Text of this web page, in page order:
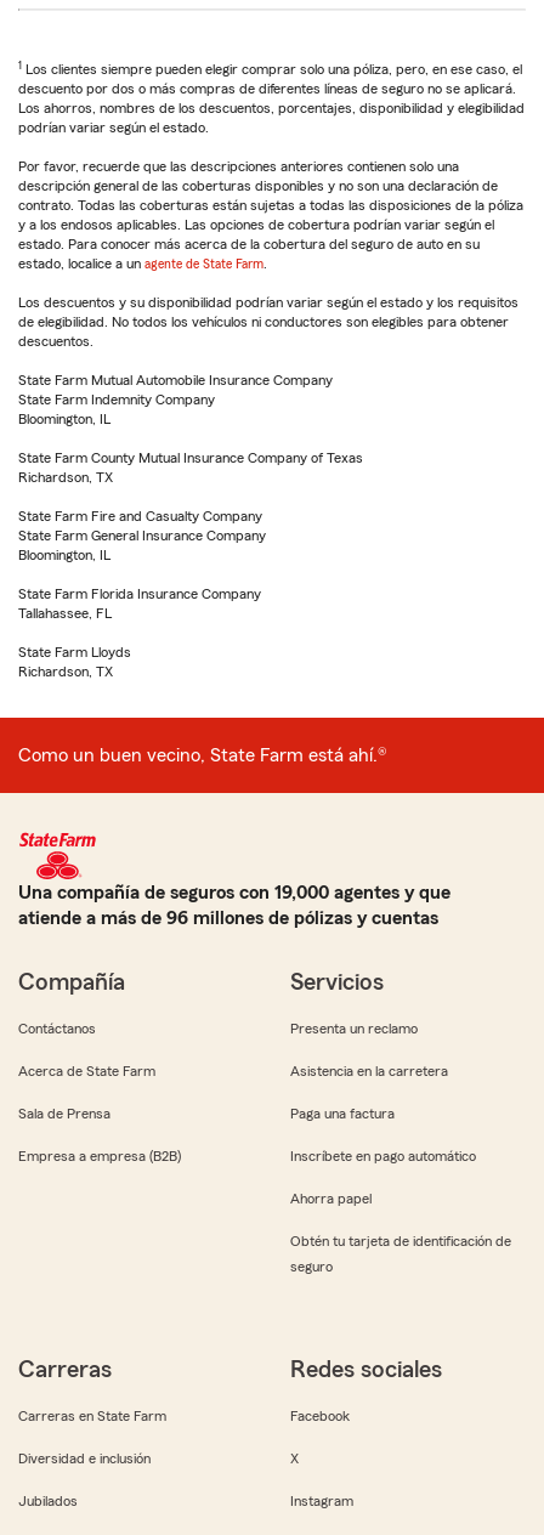
1 Los clientes siempre pueden elegir comprar solo una póliza, pero, en ese caso, el
descuento por dos o más compras de diferentes líneas de seguro no se aplicará.
Los ahorros, nombres de los descuentos, porcentajes, disponibilidad y elegibilidad
podrían variar según el estado.
Por favor, recuerde que las descripciones anteriores contienen solo una
descripción general de las coberturas disponibles y no son una declaración de
contrato. Todas las coberturas están sujetas a todas las disposiciones de la póliza
y a los endosos aplicables. Las opciones de cobertura podrían variar según el
estado. Para conocer más acerca de la cobertura del seguro de auto en su
estado, localice a un agente de State Farm
Los descuentos y su disponibilidad podrían variar según el estado y los requisitos
de elegibilidad. No todos los vehículos ni conductores son elegibles para obtener
descuentos.
State Farm Mutual Automobile Insurance Company
State Farm Indemnity Company
Bloomington, IL
State Farm County Mutual Insurance Company of Texas
Richardson, TX
State Farm Fire and Casualty Company
State Farm General Insurance Company
Bloomington, IL
State Farm Florida Insurance Company
Tallahassee, FL
State Farm Lloyds
Richardson, TX
Como un buen vecino, State Farm está ahí.®
Una compañía de seguros con 19,000 agentes y que
atiende a más de 96 millones de pólizas y cuentas
Compañía
Contáctanos
Acerca de State Farm
Sala de Prensa
Empresa a empresa (B2B)
Servicios
Presenta un reclamo
Asistencia en la carretera
Paga una factura
Inscríbete en pago automático
Ahorra papel
Obtén tu tarjeta de identificación de
seguro
Carreras
Carreras en State Farm
Diversidad e inclusión
Jubilados
Redes sociales
Facebook
X
Instagram